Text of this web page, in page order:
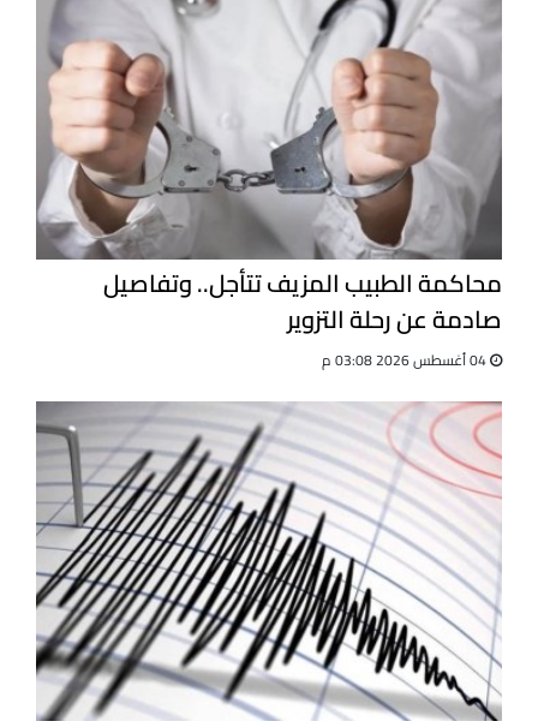
محاكمة الطبيب المزيف تتأجل.. وتفاصيل
صادمة عن رحلة التزوير